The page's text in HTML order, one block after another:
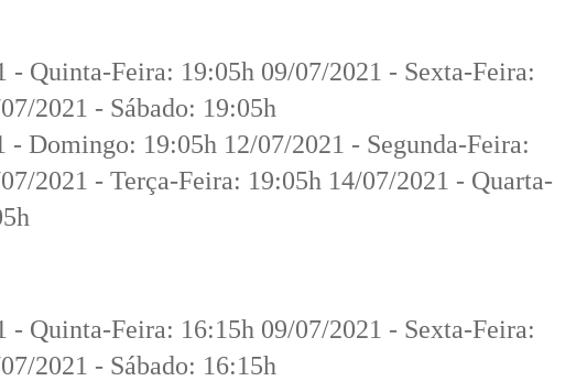
- Quinta-Feira: 19:05h 09/07/2021 - Sexta-Feira:
2021 - Sábado: 19:05h
- Domingo: 19:05h 12/07/2021 - Segunda-Feira:
2021 - Terça-Feira: 19:05h 14/07/2021 - Quarta-
- Quinta-Feira: 16:15h 09/07/2021 - Sexta-Feira:
2021 - Sábado: 16:15h